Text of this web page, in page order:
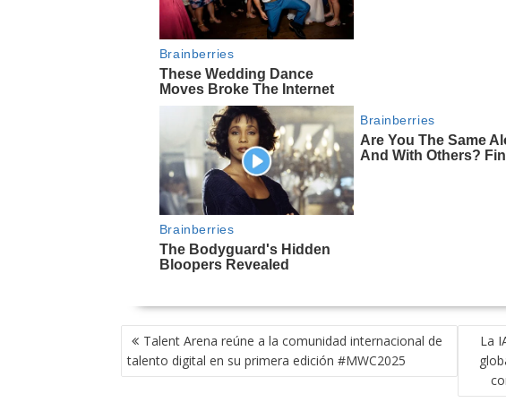
NAVEGACIÓN
DE
ENTRADAS
Talent Arena reúne a la comunidad internacional de
talento digital en su primera edición #MWC2025
La